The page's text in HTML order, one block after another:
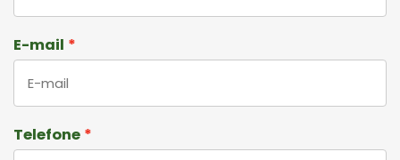
E-mail
Telefone